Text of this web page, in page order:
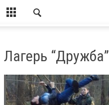
Лагерь “Дружба”